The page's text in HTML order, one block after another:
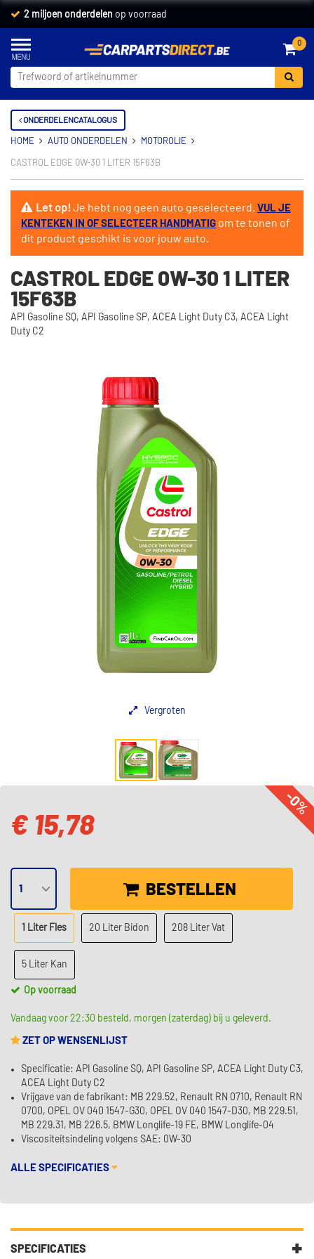
2 miljoen onderdelen op voorraad
0
ONDERDELENCATALOGUS
HOME AUTO ONDERDELEN MOTOROLIE
CASTROL EDGE 0W-30 1 LITER 15F63B
Let op!Je hebt nog geen auto geselecteerd. VUL JE
KENTEKEN IN OF SELECTEER HANDMATIG om te tonen of
dit product geschikt is voor jouw auto.
CASTROL EDGE 0W-30 1 LITER
15F63B
API Gasoline SQ, API Gasoline SP, ACEA Light Duty C3, ACEA Light
Duty C2
Vergroten
-0%
€ 15,78
BESTELLEN
1 Liter Fles 20 Liter Bidon 208 Liter Vat
5 Liter Kan
Op voorraad
Vandaag voor 22:30 besteld, morgen (zaterdag) bij u geleverd.
ZET OP WENSENLIJST
Specificatie: API Gasoline SQ, API Gasoline SP, ACEA Light Duty C3,
ACEA Light Duty C2
Vrijgave van de fabrikant: MB 229.52, Renault RN 0710, Renault RN
0700, OPEL OV 040 1547-G30, OPEL OV 040 1547-D30, MB 229.51,
MB 229.31, MB 226.5, BMW Longlife-19 FE, BMW Longlife-04
Viscositeitsindeling volgens SAE: 0W-30
ALLE SPECIFICATIES
SPECIFICATIES